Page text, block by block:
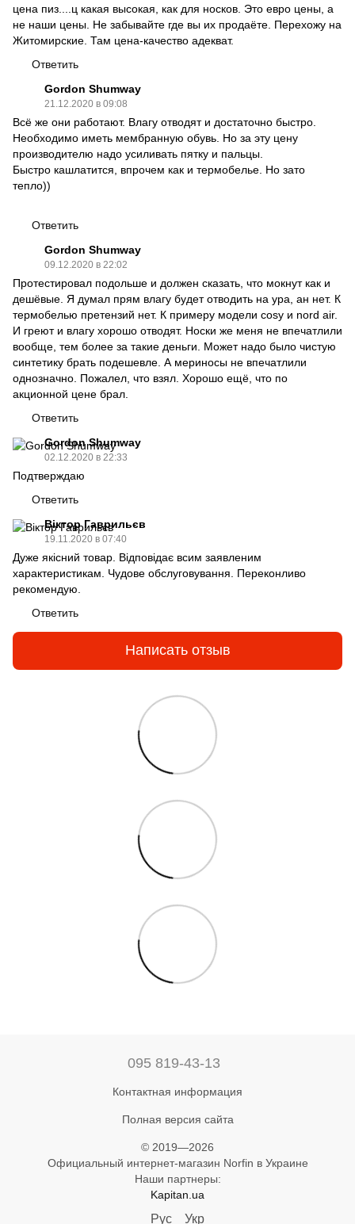
цена пиз....ц какая высокая, как для носков. Это евро цены, а
не наши цены. Не забывайте где вы их продаёте. Перехожу на
Житомирские. Там цена-качество адекват.
Ответить
Gordon Shumway
21.12.2020 в 09:08
Всё же они работают. Влагу отводят и достаточно быстро.
Необходимо иметь мембранную обувь. Но за эту цену
производителю надо усиливать пятку и пальцы.
Быстро кашлатится, впрочем как и термобелье. Но зато
тепло))
Ответить
Gordon Shumway
09.12.2020 в 22:02
Протестировал подольше и должен сказать, что мокнут как и
дешёвые. Я думал прям влагу будет отводить на ура, ан нет. К
термобелью претензий нет. К примеру модели cosy и nord air.
И греют и влагу хорошо отводят. Носки же меня не впечатлили
вообще, тем более за такие деньги. Может надо было чистую
синтетику брать подешевле. А мериносы не впечатлили
однозначно. Пожалел, что взял. Хорошо ещё, что по
акционной цене брал.
Ответить
Gordon Shumway
02.12.2020 в 22:33
Подтверждаю
Ответить
Віктор Гаврильєв
19.11.2020 в 07:40
Дуже якісний товар. Відповідає всим заявленим
характеристикам. Чудове обслуговування. Переконливо
рекомендую.
Ответить
Написать отзыв
095 819-43-13
Контактная информация
Полная версия сайта
© 2019—2026
Официальный интернет-магазин Norfin в Украине
Наши партнеры:
Kapitan.ua
Рус Укр